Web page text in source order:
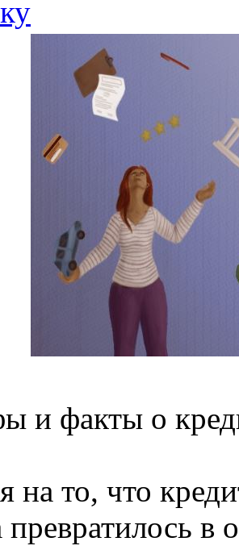
и факты о
на то, что
в